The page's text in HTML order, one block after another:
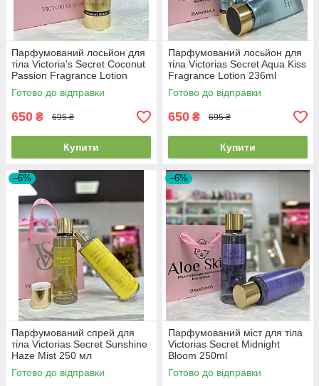
Парфумований лосьйон для
тіла Victoria's Secret Coconut
Passion Fragrance Lotion
236ml
Готово до відправки
650 ₴ 695 ₴
Купити
Парфумований лосьйон для
тіла Victorias Secret Aqua Kiss
Fragrance Lotion 236ml
Готово до відправки
650 ₴ 695 ₴
Купити
–6%
Парфумований спрей для
тіла Victorias Secret Sunshine
Haze Mist 250 мл
Готово до відправки
–6%
Парфумований міст для тіла
Victorias Secret Midnight
Bloom 250ml
Готово до відправки